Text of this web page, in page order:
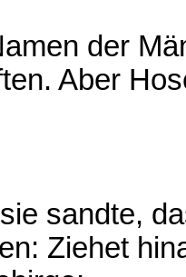
der
Aber
sandte,
Ziehet